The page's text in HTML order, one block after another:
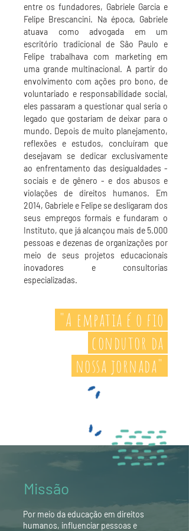
entre os fundadores, Gabriele Garcia e
Felipe Brescancini. Na época, Gabriele
atuava como advogada em um
escritório tradicional de São Paulo e
Felipe trabalhava com marketing em
uma grande multinacional. A partir do
envolvimento com ações pro bono, de
voluntariado e responsabilidade social,
eles passaram a questionar qual seria o
legado que gostariam de deixar para o
mundo. Depois de muito planejamento,
reflexões e estudos, concluíram que
desejavam se dedicar exclusivamente
ao enfrentamento das desigualdades -
sociais e de gênero - e dos abusos e
violações de direitos humanos. Em
2014, Gabriele e Felipe se desligaram dos
seus empregos formais e fundaram o
Instituto, que já alcançou mais de 5.000
pessoas e dezenas de organizações por
meio de seus projetos educacionais
inovadores e consultorias
especializadas.
"A empatia é o fio
condutor da
nossa jornada"
Missão
Por meio da educação em direitos
humanos, influenciar pessoas e